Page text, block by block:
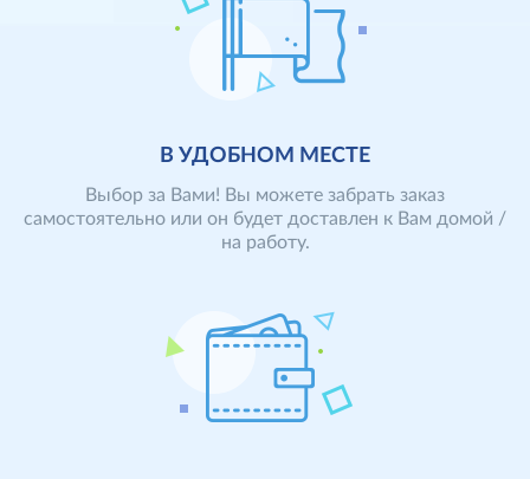
оставить заявку по телефону (473) 229-97-19 с 9 до 21
В УДОБНОМ МЕСТЕ
Выбор за Вами! Вы можете забрать заказ
самостоятельно или он будет доставлен к Вам домой /
на работу.
заказа по контактному телефону. После этого заказ
передается в Службу доставки.